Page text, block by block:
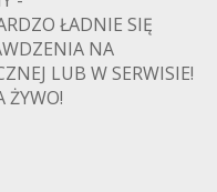
ŁADNIE SIĘ
NA
LUB W SERWISIE!
ŻYWO!